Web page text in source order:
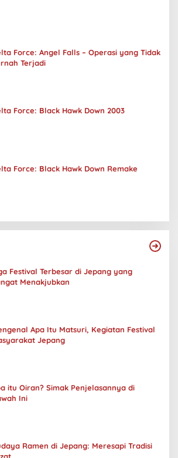
Force: Angel Falls – Operasi yang Tidak
Terjadi
Force: Black Hawk Down 2003
Force: Black Hawk Down Remake
Festival Terbesar di Jepang yang
Menakjubkan
Apa Itu Matsuri, Kegiatan Festival
Jepang
itu Oiran? Simak Penjelasannya di
Ini
Ramen di Jepang: Meresapi Tradisi